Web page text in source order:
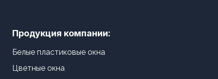
Продукция компании:
Белые пластиковые окна
Цветные окна